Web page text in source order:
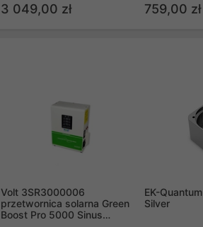
3 049,00 zł 759,00 zł
Volt 3SR3000006
przetwornica solarna Green
Boost Pro 5000 Sinus
EK-
Silver